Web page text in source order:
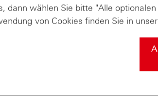
Chart-
Silber im Chart-
dann wählen Sie bitte "Alle
von Cookies finden Sie in